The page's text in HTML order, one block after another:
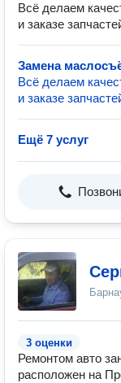
Всё делаем
и заказе
Замена
Всё делаем
и заказе
Ещё 7 услуг
3 оценки
Ремонтом авто
расположен на